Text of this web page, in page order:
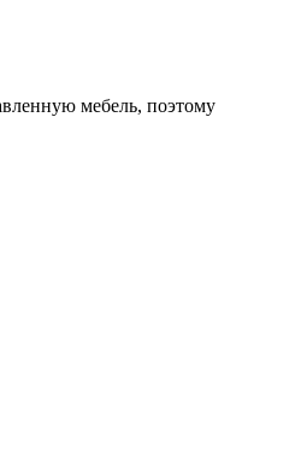
мебель, поэтому